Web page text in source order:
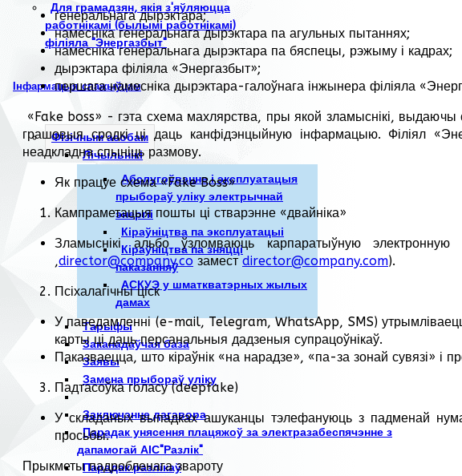
Для грамадзян, якія з'яўляюцца
работнікамі (былымі работнікамі)
філіяла "Энергазбыт"
Інфармацыя спажыўцам
Фізічным асобам
Лічыльнікі
Абслугоўванне і эксплуатацыя
прыбораў уліку электрычнай
энергіі
Кіраўніцтва па эксплуатацыі
Кіраўніцтва па зняцці
паказанняў
АСКУЭ у шматкватэрных жылых
дамах
Тарыфы
Заканадаўчая база
Заявы
Замена прыбораў уліку
Заключэнне дагавора
Парадак унясення плацяжоў за электразабеспячэнне з
дапамогай АІС"Разлік"
Парадак разлікаў
генеральнага дырэктара;
намесніка генеральнага дырэктара па агульных пытаннях;
намесніка генеральнага дырэктара па бяспецы, рэжыму і кадрах;
дырэктара філіяла «Энергазбыт»;
першага намесніка дырэктара-галоўнага інжынера філіяла
«Fake boss» - гэта схема махлярства, пры якой зламыснікі, выдаючы
грашовыя сродкі ці даць канфідэнцыйную інфармацыю. Філіял
неадкладна спыніць размову.
Як працуе схема «Fake Boss»
Кампраметацыя пошты ці стварэнне «двайніка»
Зламыснікі альбо ўзломваюць карпаратыўную
,director@company.co заместdirector@company.com).
Псіхалагічны ціск
У паведамленні (e-mail, Telegram, WhatsApp, SMS)
карты ці даць персанальныя дадзеныя супрацоўнікаў.
Паказваецца, што кіраўнік «на нарадзе», «па-за зонай сувязі» і
Падтасоўка голасу (deepfake)
У складаных выпадках ашуканцы тэлефануюць з падменай
просьбы.
Прыкметы падробленага звароту